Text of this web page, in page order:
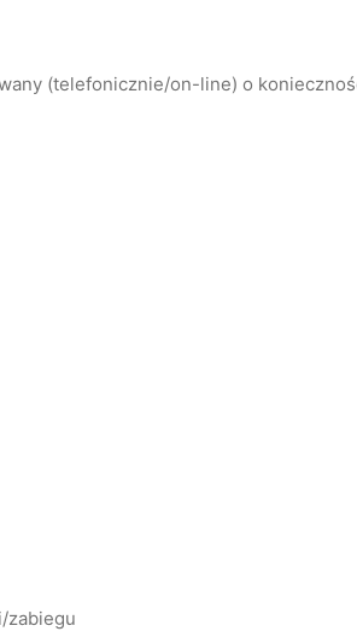
(telefonicznie/on-line) o
zabiegu